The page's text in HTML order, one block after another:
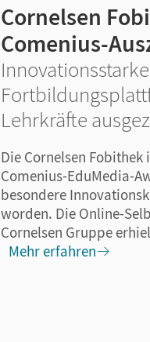
Cornelsen
Comenius-
Innovationsstarke
Lehrkräfte
Die Cornelsen
Comenius-EduMedia-
besondere
worden. Die Online-
Cornelsen Gruppe
Mehr erfahren